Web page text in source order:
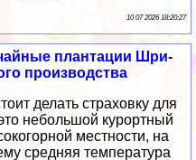
10 07 2026 18:20:27
плантации Шри-
производства
делать страховку для
небольшой курортный
местности, на
средняя температура